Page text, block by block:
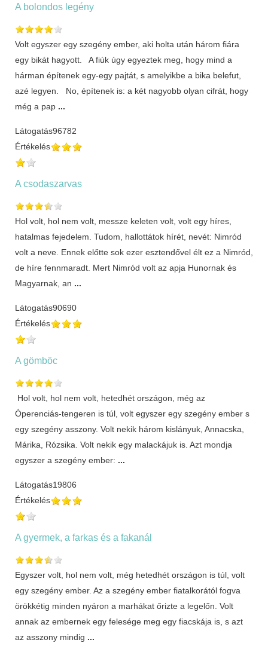
A bolondos legény
Volt egyszer egy szegény ember, aki holta után három fiára
egy bikát hagyott. A fiúk úgy egyeztek meg, hogy mind a
hárman építenek egy-egy pajtát, s amelyikbe a bika belefut,
azé legyen. No, építenek is: a két nagyobb olyan cifrát, hogy
még a pap ...
Látogatás96782
Értékelés
A csodaszarvas
Hol volt, hol nem volt, messze keleten volt, volt egy híres,
hatalmas fejedelem. Tudom, hallottátok hírét, nevét: Nimród
volt a neve. Ennek előtte sok ezer esztendővel élt ez a Nimród,
de híre fennmaradt. Mert Nimród volt az apja Hunornak és
Magyarnak, an ...
Látogatás90690
Értékelés
A gömböc
Hol volt, hol nem volt, hetedhét országon, még az
Óperenciás-tengeren is túl, volt egyszer egy szegény ember s
egy szegény asszony. Volt nekik három kislányuk, Annacska,
Márika, Rózsika. Volt nekik egy malackájuk is. Azt mondja
egyszer a szegény ember: ...
Látogatás19806
Értékelés
A gyermek, a farkas és a fakanál
Egyszer volt, hol nem volt, még hetedhét országon is túl, volt
egy szegény ember. Az a szegény ember fiatalkorától fogva
örökkétig minden nyáron a marhákat őrizte a legelőn. Volt
annak az embernek egy felesége meg egy fiacskája is, s azt
az asszony mindig ...